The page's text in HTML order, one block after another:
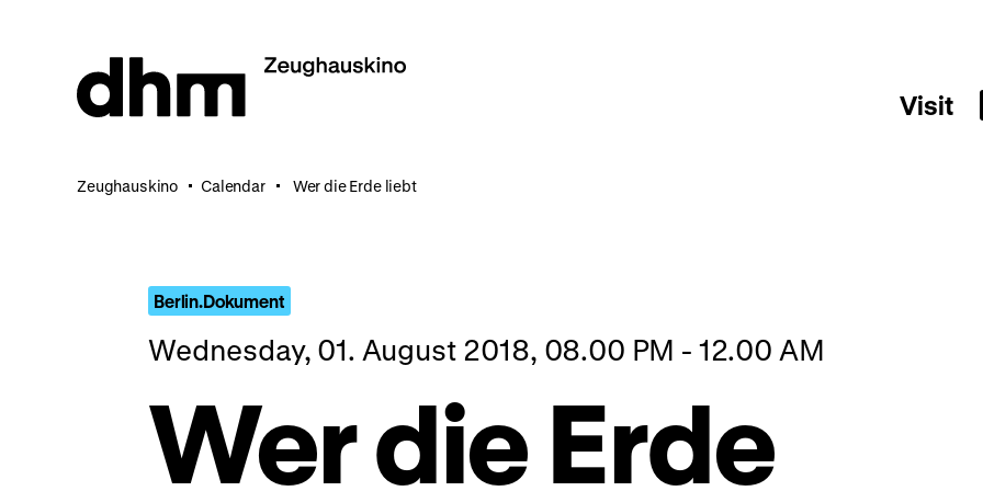
Visit
Zeughauskino Calendar Wer die Erde liebt
Berlin.Dokument
Wednesday, 01. August 2018, 08.00 PM - 12.00 AM
Wer die Erde